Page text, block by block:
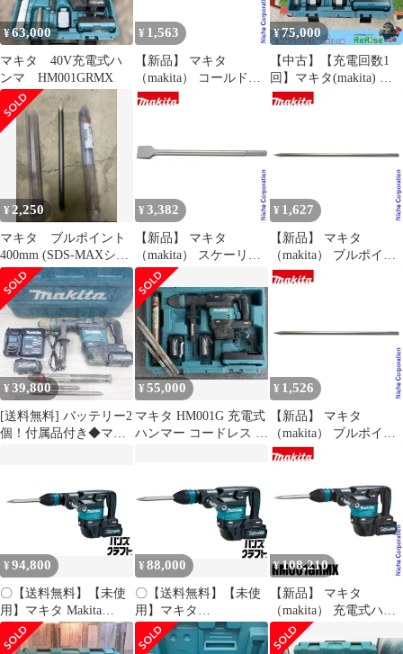
¥63,000
マキタ 40V充電式ハ
ンマ HM001GRMX
¥ 1,563
【新品】 マキタ
（makita） コールドチ
ゼル 25x400mm A-
¥75,000
【中古】【充電回数1
回】マキタ(makita) コ
ードレスハンマ
¥2,250
マキタ ブルポイント
400mm (SDS-MAXシャ
ンク) A-55491
¥ 3,382
【新品】 マキタ
（makita） スケーリン
グチゼル 80x300mm A-
55550 溝つき用 ハンマ
ドリル 電動ハンマ
¥ 1,627
【新品】 マキタ
（makita） ブルポイン
ト 400mm A-55491 ハツ
¥39,800
[送料無料] バッテリー2
個！付属品付き◆マキ
け makita◆
¥55,000
マキタ HM001G 充電式
ハンマー コードレス ハ
¥ 1,526
【新品】 マキタ
（makita） ブルポイン
ト 300mm A-55485 ハツ
¥94,800
〇【送料無料】【未使
用】マキタ Makita
HM001GRMX 充電式ハ
ンマ 40V バッテリ×2・
¥88,000
〇【送料無料】【未使
用】マキタ
HM001GRMX 電動ハン
マ 40V バッテリ・充電
¥108,210
【新品】 マキタ
（makita） 充電式ハン
マ HM001GRMX バッテ
リ・充電器付 電動 コー